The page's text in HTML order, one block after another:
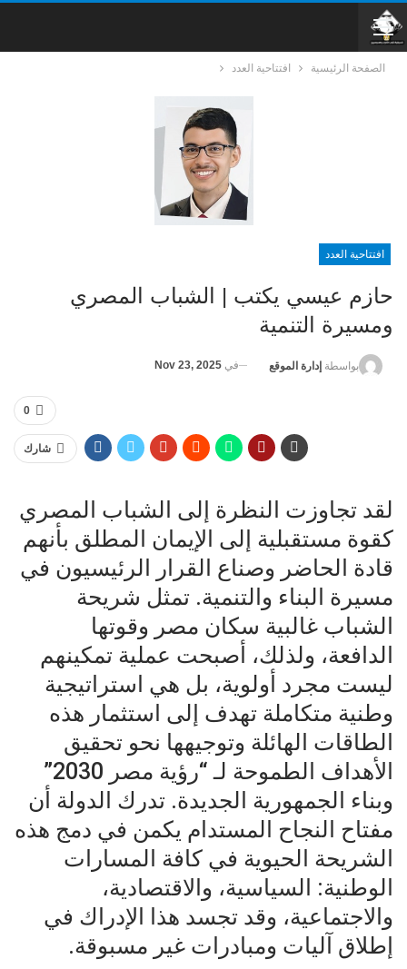
الصفحة الرئيسية افتتاحية العدد
افتتاحية العدد
حازم عيسي يكتب | الشباب المصري
ومسيرة التنمية
بواسطة إدارة الموقع في Nov 23, 2025
0
شارك
لقد تجاوزت النظرة إلى الشباب المصري
كقوة مستقبلية إلى الإيمان المطلق بأنهم
قادة الحاضر وصناع القرار الرئيسيون في
مسيرة البناء والتنمية. تمثل شريحة
الشباب غالبية سكان مصر وقوتها
الدافعة، ولذلك، أصبحت عملية تمكينهم
ليست مجرد أولوية، بل هي استراتيجية
وطنية متكاملة تهدف إلى استثمار هذه
الطاقات الهائلة وتوجيهها نحو تحقيق
الأهداف الطموحة لـ “رؤية مصر 2030”
وبناء الجمهورية الجديدة. تدرك الدولة أن
مفتاح النجاح المستدام يكمن في دمج هذه
الشريحة الحيوية في كافة المسارات
الوطنية: السياسية، والاقتصادية،
والاجتماعية، وقد تجسد هذا الإدراك في
إطلاق آليات ومبادرات غير مسبوقة.